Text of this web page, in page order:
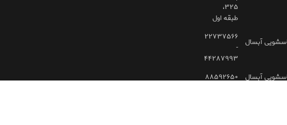
۳۲۵،
طبقه اول
۲۲۷۳۷۵۶۶
-
۴۴۲۸۷۹۹۳
۸۸۵۹۲۶۵۰